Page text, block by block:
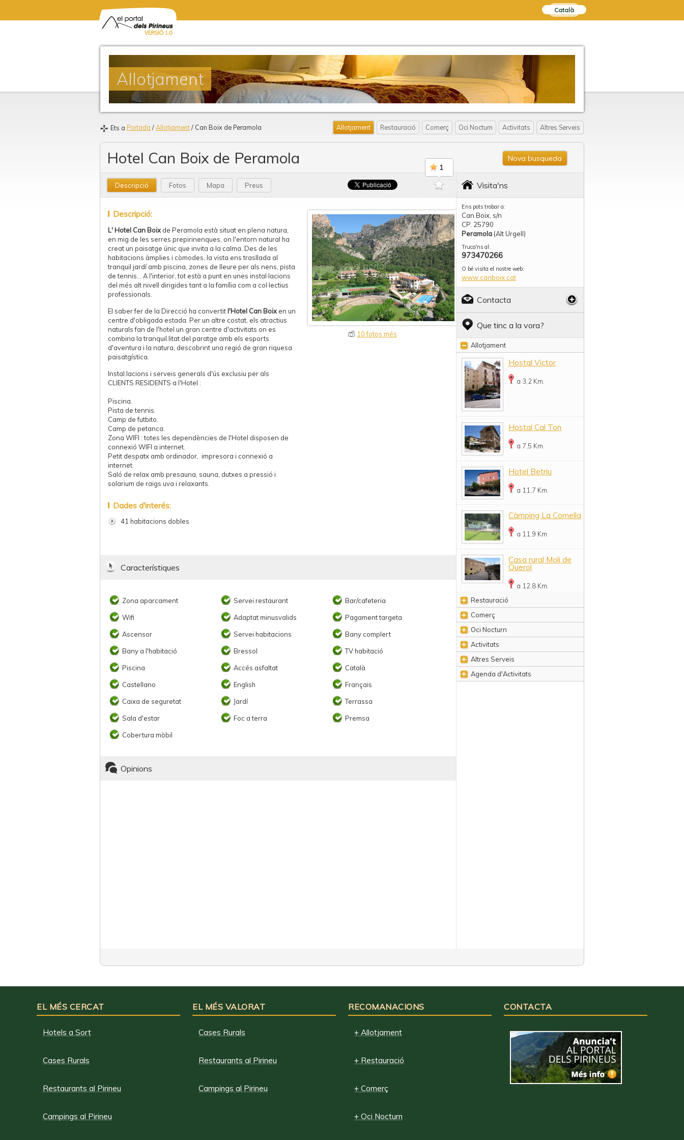
Català
Allotjament
Ets a Portada / Allotjament / Can Boix de Peramola Allotjament Restauració Comerç Oci Nocturn Activitats Altres Serveis
Hotel Can Boix de Peramola
1
Nova busqueda
Descripció Fotos Mapa Preus
Descripció:
L' Hotel Can Boix de Peramola està situat en plena natura,
en mig de les serres prepirinenques, on l'entorn natural ha
creat un paisatge únic que invita a la calma. Des de les
habitacions àmplies i còmodes, la vista ens trasllada al
tranquil jardí amb piscina, zones de lleure per als nens, pista
de tennis... A l'interior, tot està a punt en unes instal·lacions
del més alt nivell dirigides tant a la família com a col·lectius
professionals.
El saber fer de la Direcció ha convertit l'Hotel Can Boix en un
centre d'obligada estada. Per un altre costat, els atractius
naturals fan de l'hotel un gran centre d'activitats on es
combina la tranquil.litat del paratge amb els esports
d'aventura i la natura, descobrint una regió de gran riquesa
paisatgística.
Instal.lacions i serveis generals d'ús exclusiu per als
CLIENTS RESIDENTS a l'Hotel :
Piscina.
Pista de tennis.
Camp de futbito.
Camp de petanca.
Zona WIFI : totes les dependències de l'Hotel disposen de
connexió WIFI a internet.
Petit despatx amb ordinador, impresora i connexió a
internet.
Saló de relax amb presauna, sauna, dutxes a pressió i
solarium de raigs uva i relaxants.
Dades d'interés:
41 habitacions dobles
10 fotos més
Característiques
Zona aparcament Servei restaurant Bar/cafeteria
Wifi Adaptat minusvalids Pagament targeta
Ascensor Servei habitacions Bany complert
Bany a l'habitació Bressol TV habitació
Piscina Accés asfaltat Català
Castellano English Français
Caixa de seguretat Jardí Terrassa
Sala d'estar Foc a terra Premsa
Cobertura mòbil
Opinions
Visita'ns
Ens pots trobar a:
Can Boix, s/n
CP. 25790
Peramola (Alt Urgell)
Truca'ns al:
973470266
O bé visita el nostre web:
www.canboix.cat
Contacta
Que tinc a la vora?
Allotjament
Hostal Victor
a 3,2 Km.
Hostal Cal Ton
a 7,5 Km.
Hotel Betriu
a 11,7 Km.
Càmping La Comella
a 11,9 Km.
Casa rural Moli de
Querol
a 12,8 Km.
Restauració
Comerç
Oci Nocturn
Activitats
Altres Serveis
Agenda d'Activitats
EL MÉS CERCAT
Hotels a Sort
Cases Rurals
Restaurants al Pirineu
Campings al Pirineu
EL MÉS VALORAT
Cases Rurals
Restaurants al Pirineu
Campings al Pirineu
RECOMANACIONS
+ Allotjament
+ Restauració
+ Comerç
+ Oci Nocturn
CONTACTA